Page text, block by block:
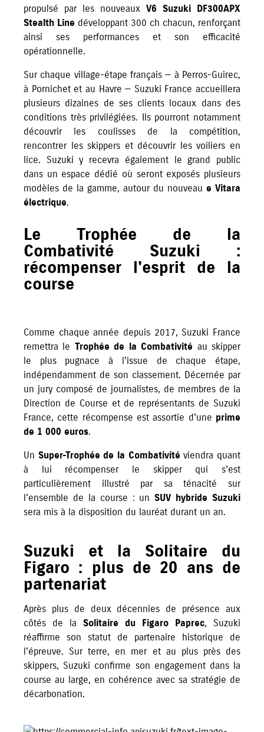
propulsé par les nouveaux V6 Suzuki DF300APX
Stealth Line développant 300 ch chacun, renforçant
ainsi ses performances et son efficacité
opérationnelle.
Sur chaque village-étape français — à Perros-Guirec,
à Pornichet et au Havre — Suzuki France accueillera
plusieurs dizaines de ses clients locaux dans des
conditions très privilégiées. Ils pourront notamment
découvrir les coulisses de la compétition,
rencontrer les skippers et découvrir les voiliers en
lice. Suzuki y recevra également le grand public
dans un espace dédié où seront exposés plusieurs
modèles de la gamme, autour du nouveau e Vitara
électrique.
Le Trophée de la
Combativité Suzuki :
récompenser l'esprit de la
course
Comme chaque année depuis 2017, Suzuki France
remettra le Trophée de la Combativité au skipper
le plus pugnace à l'issue de chaque étape,
indépendamment de son classement. Décernée par
un jury composé de journalistes, de membres de la
Direction de Course et de représentants de Suzuki
France, cette récompense est assortie d'une prime
de 1 000 euros.
Un Super-Trophée de la Combativité viendra quant
à lui récompenser le skipper qui s'est
particulièrement illustré par sa ténacité sur
l'ensemble de la course : unSUV hybride Suzuki
sera mis à la disposition du lauréat durant un an.
Suzuki et la Solitaire du
Figaro : plus de 20 ans de
partenariat
Après plus de deux décennies de présence aux
côtés de la Solitaire du Figaro Paprec, Suzuki
réaffirme son statut de partenaire historique de
l'épreuve. Sur terre, en mer et au plus près des
skippers, Suzuki confirme son engagement dans la
course au large, en cohérence avec sa stratégie de
décarbonation.